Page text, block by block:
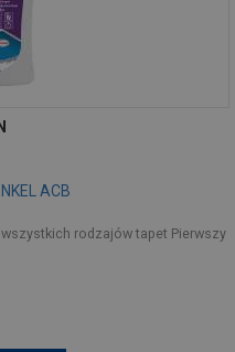
ACB
rodzajów tapet Pierwszy